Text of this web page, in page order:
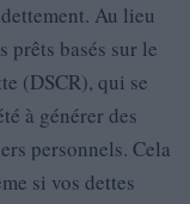
Au lieu
prêts basés sur le
(DSCR), qui se
à générer des
personnels. Cela
si vos dettes